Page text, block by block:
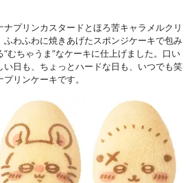
プリンカスタードとほろ苦キャラメルクリ
ふわふわに焼きあげたスポンジケーキで包み
むちゃうま”なケーキに仕上げました。口い
い日も、ちょっとハードな日も、いつでも笑
リンケーキです。